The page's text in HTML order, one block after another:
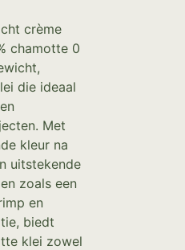
crème
chamotte 0
die ideaal
Met
kleur na
uitstekende
zoals een
en
biedt
klei zowel